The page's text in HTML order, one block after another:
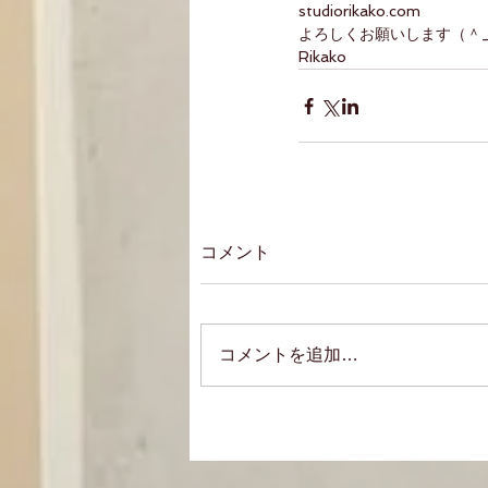
studiorikako.com
よろしくお願いします（＾
Rikako
コメント
コメントを追加…